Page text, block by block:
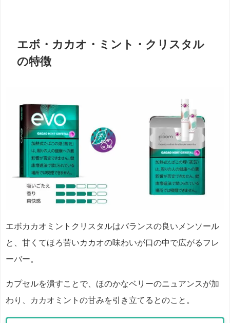
エボ・カカオ・ミント・クリスタル
の特徴
エボカカオミントクリスタルはバランスの良いメンソール
と、甘くてほろ苦いカカオの味わいが口の中で広がるフレ
ーバー。
カプセルを潰すことで、ほのかなベリーのニュアンスが加
わり、カカオミントの甘みを引き立てるとのこと。